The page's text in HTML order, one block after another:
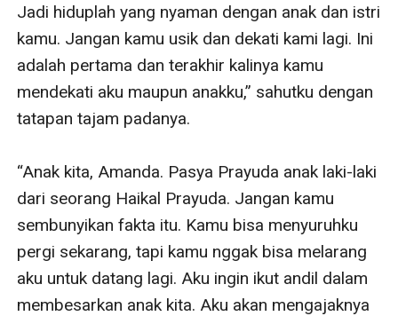
Jadi hiduplah yang nyaman dengan anak dan istri
kamu. Jangan kamu usik dan dekati kami lagi. Ini
adalah pertama dan terakhir kalinya kamu
mendekati aku maupun anakku,” sahutku dengan
tatapan tajam padanya.
“Anak kita, Amanda. Pasya Prayuda anak laki-laki
dari seorang Haikal Prayuda. Jangan kamu
sembunyikan fakta itu. Kamu bisa menyuruhku
pergi sekarang, tapi kamu nggak bisa melarang
aku untuk datang lagi. Aku ingin ikut andil dalam
membesarkan anak kita. Aku akan mengajaknya